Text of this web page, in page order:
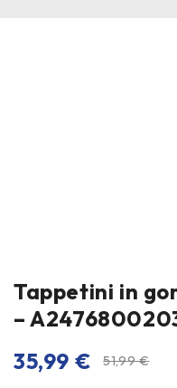
Tappetini in
–
51,99€
35,99 €